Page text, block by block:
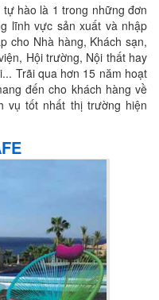
hào là 1 trong những đơn
lĩnh vực sản xuất và nhập
cho Nhà hàng, Khách sạn,
Hội trường, Nội thất hay
Trãi qua hơn 15 năm hoạt
đến cho khách hàng về
vụ tốt nhất thị trường hiện